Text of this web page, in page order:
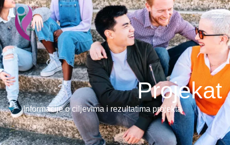
Projekat
Informacije o ciljevima i rezultatima projekta